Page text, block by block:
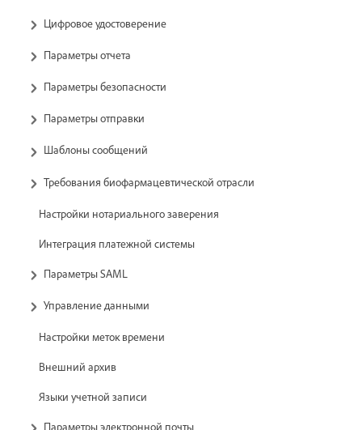
Цифровое удостоверение
Параметры отчета
Параметры безопасности
Параметры отправки
Шаблоны сообщений
Требования биофармацевтической отрасли
Настройки нотариального заверения
Интеграция платежной системы
Параметры SAML
Управление данными
Настройки меток времени
Внешний архив
Языки учетной записи
Параметры электронной почты